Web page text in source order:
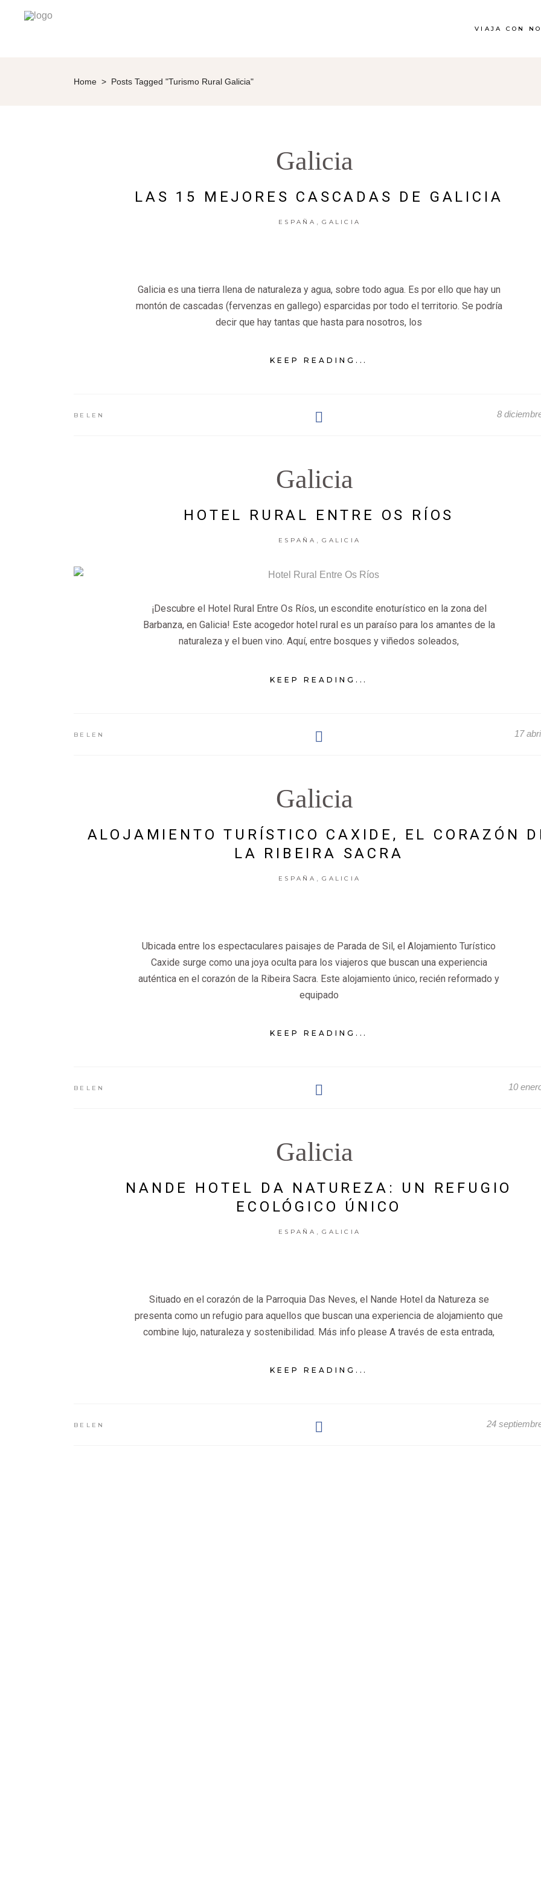
VIAJA CON
Home > Posts Tagged "Turismo Rural Galicia"
Galicia
LAS 15 MEJORES CASCADAS DE GALICIA
ESPAÑA GALICIA
Galicia es una tierra llena de naturaleza y agua, sobre todo agua. Es por ello que hay un
montón de cascadas (fervenzas en gallego) esparcidas por todo el territorio. Se podría
decir que hay tantas que hasta para nosotros, los
KEEP READING...
BELEN 8
Galicia
HOTEL RURAL ENTRE OS RÍOS
ESPAÑA GALICIA
¡Descubre el Hotel Rural Entre Os Ríos, un escondite enoturístico en la zona del
Barbanza, en Galicia! Este acogedor hotel rural es un paraíso para los amantes de la
naturaleza y el buen vino. Aquí, entre bosques y viñedos soleados,
KEEP READING...
BELEN 17
Galicia
ALOJAMIENTO TURÍSTICO CAXIDE, EL CORAZÓN
LA RIBEIRA SACRA
ESPAÑA GALICIA
Ubicada entre los espectaculares paisajes de Parada de Sil, el Alojamiento Turístico
Caxide surge como una joya oculta para los viajeros que buscan una experiencia
auténtica en el corazón de la Ribeira Sacra. Este alojamiento único, recién reformado y
equipado
KEEP READING...
BELEN 10
Galicia
NANDE HOTEL DA NATUREZA: UN REFUGIO
ECOLÓGICO ÚNICO
ESPAÑA GALICIA
Situado en el corazón de la Parroquia Das Neves, el Nande Hotel da Natureza se
presenta como un refugio para aquellos que buscan una experiencia de alojamiento que
combine lujo, naturaleza y sostenibilidad. Más info please A través de esta entrada,
KEEP READING...
BELEN 24